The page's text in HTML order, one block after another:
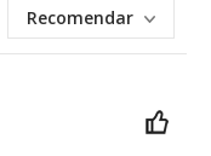
Recomendar